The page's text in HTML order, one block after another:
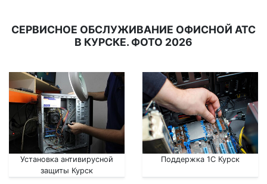
СЕРВИСНОЕ ОБСЛУЖИВАНИЕ ОФИСНОЙ АТС
В КУРСКЕ. ФОТО 2026
Установка антивирусной
защиты Курск
Поддержка 1С Курск